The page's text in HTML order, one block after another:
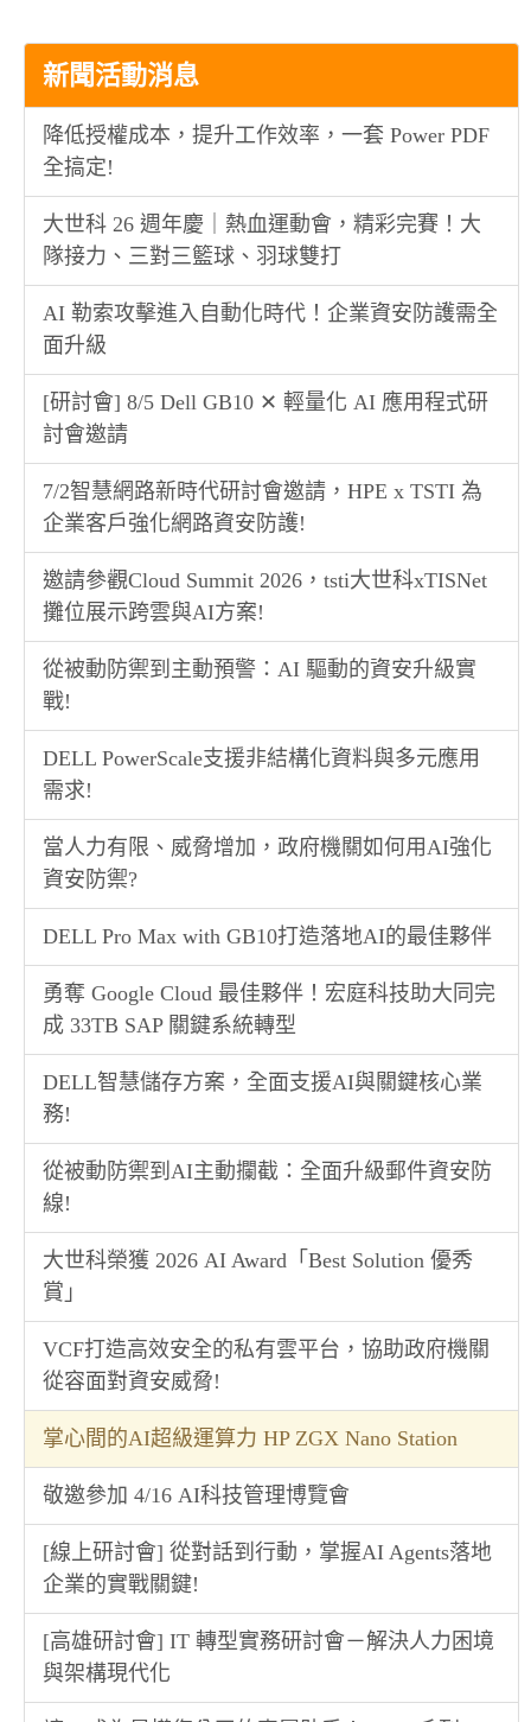
新聞活動消息
降低授權成本，提升工作效率，一套 Power PDF
全搞定!
大世科 26 週年慶｜熱血運動會，精彩完賽！大
隊接力、三對三籃球、羽球雙打
AI 勒索攻擊進入自動化時代！企業資安防護需全
面升級
[研討會] 8/5 Dell GB10 ✕ 輕量化 AI 應用程式研
討會邀請
7/2智慧網路新時代研討會邀請，HPE x TSTI 為
企業客戶強化網路資安防護!
邀請參觀Cloud Summit 2026，tsti大世科xTISNet
攤位展示跨雲與AI方案!
從被動防禦到主動預警：AI 驅動的資安升級實
戰!
DELL PowerScale支援非結構化資料與多元應用
需求!
當人力有限、威脅增加，政府機關如何用AI強化
資安防禦?
DELL Pro Max with GB10打造落地AI的最佳夥伴
勇奪 Google Cloud 最佳夥伴！宏庭科技助大同完
成 33TB SAP 關鍵系統轉型
DELL智慧儲存方案，全面支援AI與關鍵核心業
務!
從被動防禦到AI主動攔截：全面升級郵件資安防
線!
大世科榮獲 2026 AI Award「Best Solution 優秀
賞」
VCF打造高效安全的私有雲平台，協助政府機關
從容面對資安威脅!
掌心間的AI超級運算力 HP ZGX Nano Station
敬邀參加 4/16 AI科技管理博覽會
[線上研討會] 從對話到行動，掌握AI Agents落地
企業的實戰關鍵!
[高雄研討會] IT 轉型實務研討會－解決人力困境
與架構現代化